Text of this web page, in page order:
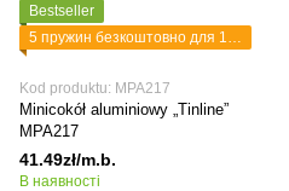
Bestseller
5 пружин безкоштовно для 1 планки
Kod produktu: MPA217
Minicokół aluminiowy „Tinline”
MPA217
41.49zł/m.b.
В наявності